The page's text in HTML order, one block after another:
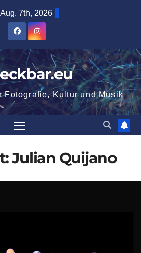
Aug. 7th, 2026
Fotografie, Kultur und Musik
Julian Quijano